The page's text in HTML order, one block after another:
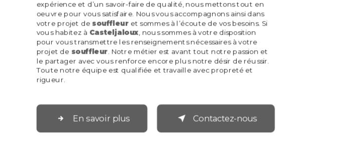
expérience et d’un savoir-faire de qualité, nous mettons tout en
oeuvre pour vous satisfaire. Nous vous accompagnons ainsi dans
votre projet de souffleuret sommes à l’écoute de vos besoins. Si
vous habitez à Casteljaloux, nous sommes à votre disposition
pour vous transmettre les renseignements nécessaires à votre
projet de souffleur. Notre métier est avant tout notre passion et
le partager avec vous renforce encore plus notre désir de réussir.
Toute notre équipe est qualifiée et travaille avec propreté et
rigueur.
En savoir plus Contactez-nous